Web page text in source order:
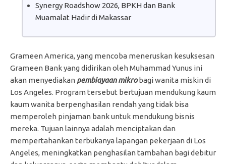
Synergy Roadshow 2026, BPKH dan Bank
Muamalat Hadir di Makassar
Grameen America, yang mencoba meneruskan kesuksesan
Grameen Bank yang didirikan oleh Muhammad Yunus ini
akan menyediakan pembiayaan mikrobagi wanita miskin di
Los Angeles. Program tersebut bertujuan mendukung kaum
kaum wanita berpenghasilan rendah yang tidak bisa
memperoleh pinjaman bank untuk mendukung bisnis
mereka. Tujuan lainnya adalah menciptakan dan
mempertahankan terbukanya lapangan pekerjaan di Los
Angeles, meningkatkan penghasilan tambahan bagi debitur